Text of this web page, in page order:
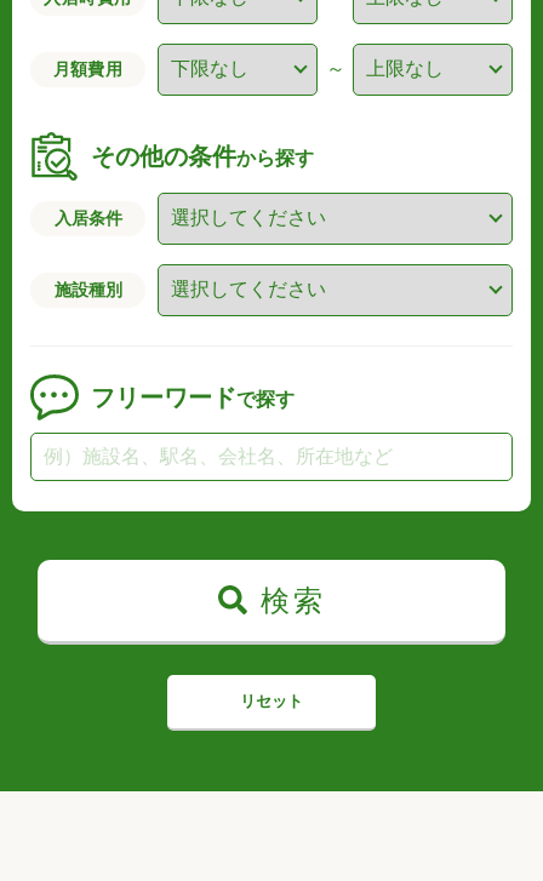
月額費用 ～
その他の条件から探す
入居条件
施設種別
フリーワードで探す
検索
リセット